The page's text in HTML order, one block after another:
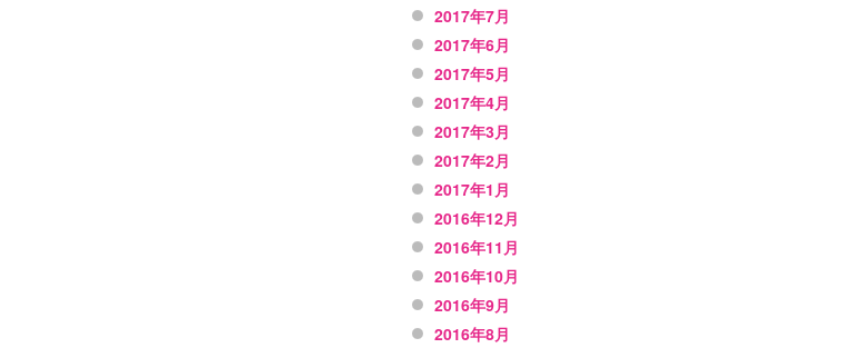
2017年7月
2017年6月
2017年5月
2017年4月
2017年3月
2017年2月
2017年1月
2016年12月
2016年11月
2016年10月
2016年9月
2016年8月